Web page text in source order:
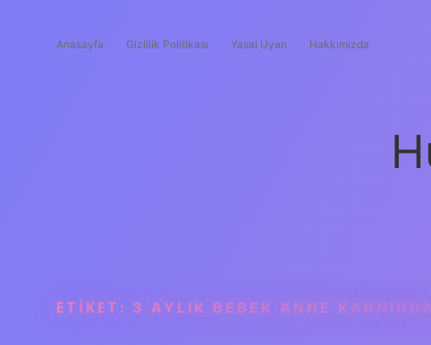
Anasayfa Gizlilik Politikası Yasal Uyarı Hakkımızda
ETIKET: 3 AYLIK BEBEK ANNE